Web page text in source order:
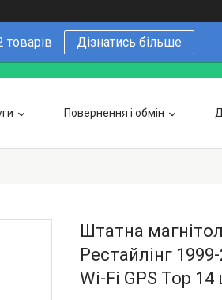
товарів Дізнатись більше
Повернення і обмін
Оптовим покупцям Напишіть нам
Штатна
Рестайлінг
Wi-Fi GPS Top 14